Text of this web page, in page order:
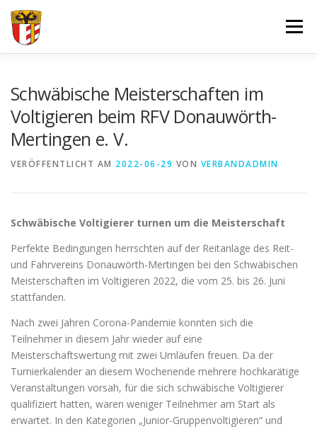
Zum
Inhalt
springen
Menü
JUGEND SPORT
Schwäbische Meisterschaften im
Voltigieren beim RFV Donauwörth-
Mertingen e. V.
VERÖFFENTLICHT AM 2022-06-29 VON VERBANDADMIN
Schwäbische Voltigierer turnen um die Meisterschaft
Perfekte Bedingungen herrschten auf der Reitanlage des Reit-
und Fahrvereins Donauwörth-Mertingen bei den Schwäbischen
Meisterschaften im Voltigieren 2022, die vom 25. bis 26. Juni
stattfanden.
Nach zwei Jahren Corona-Pandemie konnten sich die
Teilnehmer in diesem Jahr wieder auf eine
Meisterschaftswertung mit zwei Umläufen freuen. Da der
Turnierkalender an diesem Wochenende mehrere hochkarätige
Veranstaltungen vorsah, für die sich schwäbische Voltigierer
qualifiziert hatten, waren weniger Teilnehmer am Start als
erwartet. In den Kategorien „Junior-Gruppenvoltigieren“ und